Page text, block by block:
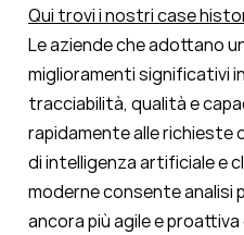
Qui trovi i nostri case
Le aziende che adottano
miglioramenti significativi
tracciabilità, qualità e
rapidamente alle richieste
di intelligenza artificiale e
moderne consenteanalisi
ancora più agile e